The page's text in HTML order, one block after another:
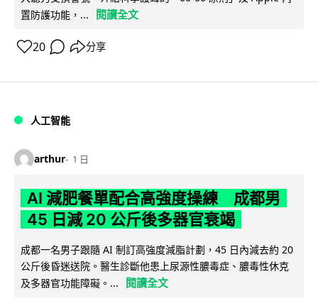
置防護功能，...
閱讀全文
20 分享
人工智能
arthur 1 日
AI 減肥餐單配合高強度操練 成都男
45 日減 20 公斤後多器官衰竭
成都一名男子跟隨 AI 制訂高強度減脂計劃，45 日內減去約 20
公斤後昏迷送院。醫生診斷他患上尿源性膿毒症、膿毒性休克
及多器官功能障礙。...
閱讀全文